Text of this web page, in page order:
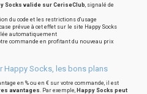
Socks valide sur CeriseClub, signalé de
du code et les restrictions d'usage
prévue à cet effet sur le site Happy Socks
automatiquement
commande en profitant du nouveau prix
Socks, les bons plans
en % ou en € sur votre commande, il est
avantages. Par exemple, Happy Socks peut